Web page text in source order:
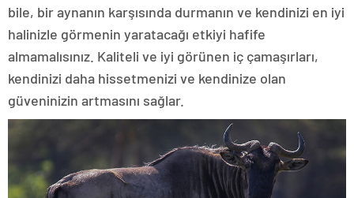
bile, bir aynanın karşısında durmanın ve kendinizi en iyi
halinizle görmenin yaratacağı etkiyi hafife
almamalısınız. Kaliteli ve iyi görünen iç çamaşırları,
kendinizi daha hissetmenizi ve kendinize olan
güveninizin artmasını sağlar.